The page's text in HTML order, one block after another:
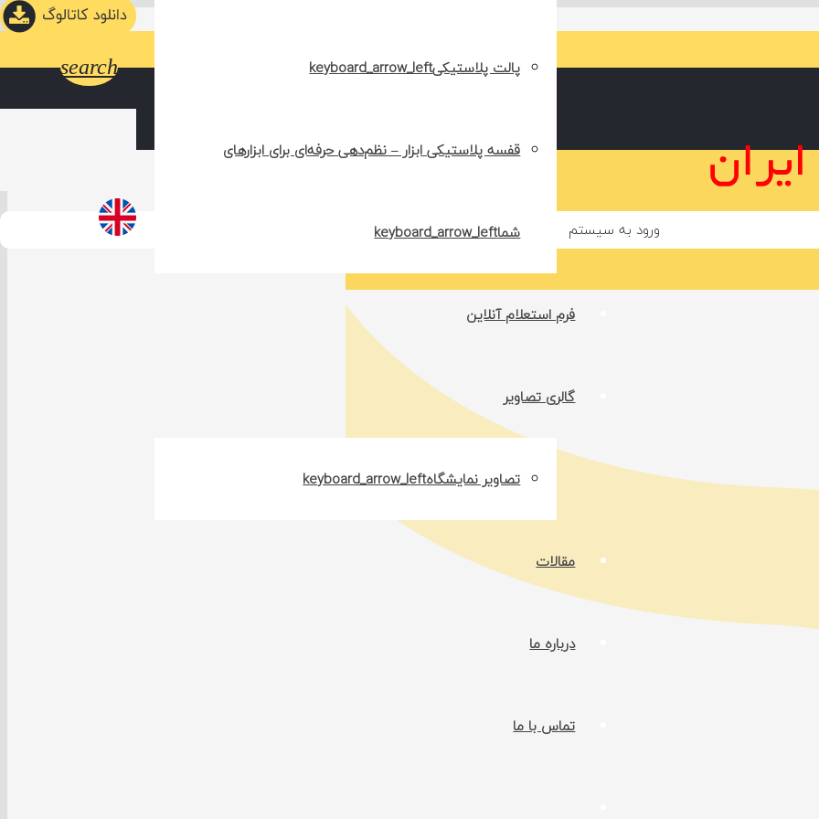
پالت پلاستیکی
قفسه پلاستیکی ابزار – نظم‌دهی حرفه‌ای برای ابزارهای
شما
فرم استعلام آنلاین
گالری تصاویر
تصاویر نمایشگاه
مقالات
درباره ما
تماس با ما
search
ورود به سیستم